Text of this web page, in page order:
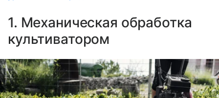
1. Механическая обработка
культиватором